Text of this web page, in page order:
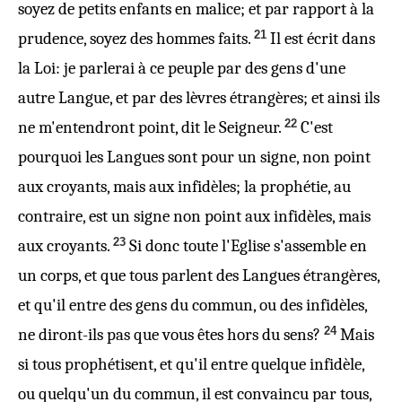
soyez de petits enfants en malice; et par rapport à la
prudence, soyez des hommes faits. 21 Il est écrit dans
la Loi: je parlerai à ce peuple par des gens d'une
autre Langue, et par des lèvres étrangères; et ainsi ils
ne m'entendront point, dit le Seigneur. 22 C'est
pourquoi les Langues sont pour un signe, non point
aux croyants, mais aux infidèles; la prophétie, au
contraire,est un signenon point aux infidèles, mais
aux croyants. 23 Si donc toute l'Eglise s'assemble en
uncorps, et que tous parlent des Languesétrangères,
et qu'il entre des gens du commun, ou des infidèles,
ne diront-ils pas que vous êtes hors du sens? 24 Mais
si tous prophétisent, et qu'il entre quelque infidèle,
ou quelqu'un du commun, il est convaincu par tous,